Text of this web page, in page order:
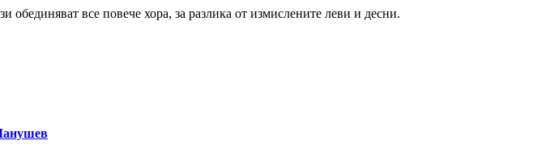
все повече хора, за разлика от измислените леви и десни.